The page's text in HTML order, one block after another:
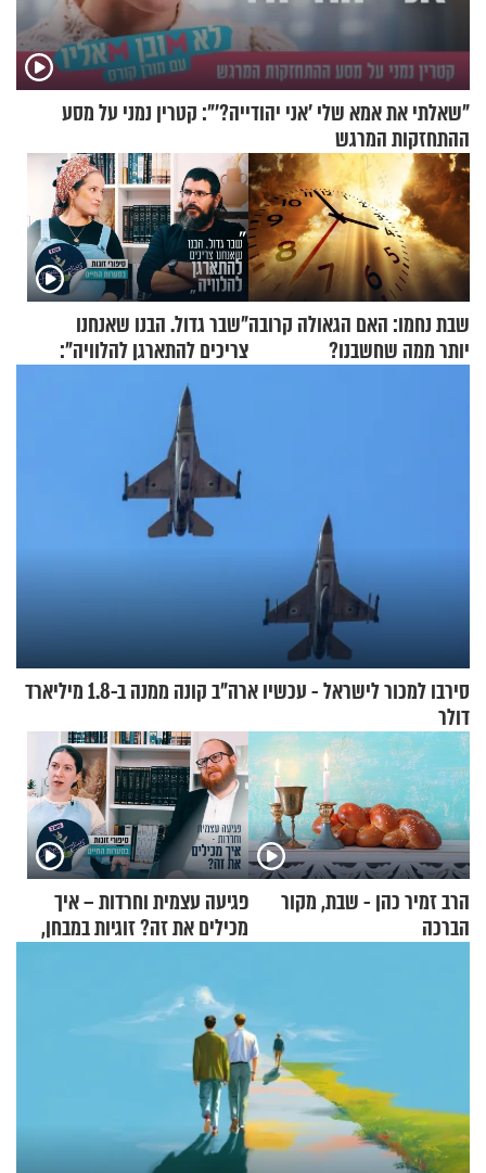
"שאלתי את אמא שלי 'אני יהודייה?'": קטרין נמני על מסע
ההתחזקות המרגש
שבת נחמו: האם הגאולה קרובה
יותר ממה שחשבנו?
"שבר גדול. הבנו שאנחנו
צריכים להתארגן להלוויה":
זוגיות במבחן, הפעם עם מרים
וגד דנינו
סירבו למכור לישראל - עכשיו ארה"ב קונה ממנה ב-1.8 מיליארד
דולר
הרב זמיר כהן - שבת, מקור
הברכה
פגיעה עצמית וחרדות – איך
מכילים את זה? זוגיות במבחן,